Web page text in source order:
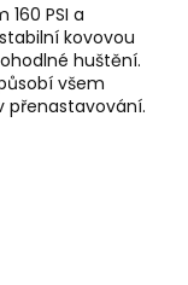
PSI a
kovovou
huštění.
všem
přenastavování.